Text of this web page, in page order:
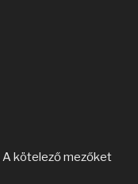
A kötelező mezőket